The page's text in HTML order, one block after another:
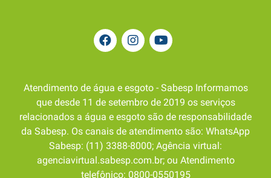
Atendimento de água e esgoto - Sabesp Informamos
que desde 11 de setembro de 2019 os serviços
relacionados a água e esgoto são de responsabilidade
da Sabesp. Os canais de atendimento são: WhatsApp
Sabesp: (11) 3388-8000; Agência virtual:
agenciavirtual.sabesp.com.br; ou Atendimento
telefônico: 0800-0550195